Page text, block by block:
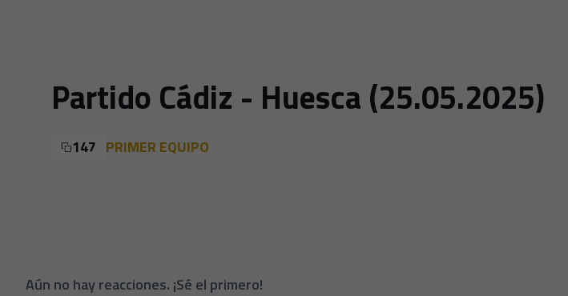
Partido Cádiz - Huesca (25.05.2025)
147 PRIMER EQUIPO
Aún no hay reacciones. ¡Sé el primero!